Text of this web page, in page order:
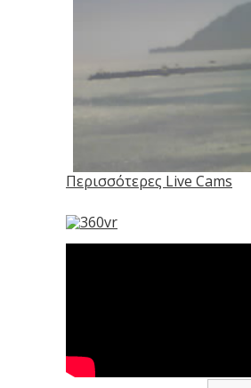
Περισσότερες Live Cams